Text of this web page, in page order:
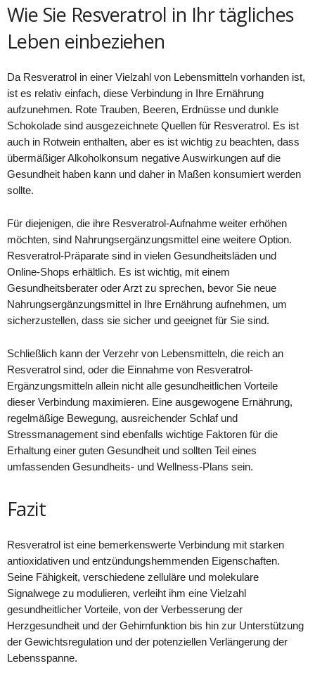
Wie Sie Resveratrol in Ihr tägliches
Leben einbeziehen
Da Resveratrol in einer Vielzahl von Lebensmitteln vorhanden ist,
ist es relativ einfach, diese Verbindung in Ihre Ernährung
aufzunehmen. Rote Trauben, Beeren, Erdnüsse und dunkle
Schokolade sind ausgezeichnete Quellen für Resveratrol. Es ist
auch in Rotwein enthalten, aber es ist wichtig zu beachten, dass
übermäßiger Alkoholkonsum negative Auswirkungen auf die
Gesundheit haben kann und daher in Maßen konsumiert werden
sollte.
Für diejenigen, die ihre Resveratrol-Aufnahme weiter erhöhen
möchten, sind Nahrungsergänzungsmittel eine weitere Option.
Resveratrol-Präparate sind in vielen Gesundheitsläden und
Online-Shops erhältlich. Es ist wichtig, mit einem
Gesundheitsberater oder Arzt zu sprechen, bevor Sie neue
Nahrungsergänzungsmittel in Ihre Ernährung aufnehmen, um
sicherzustellen, dass sie sicher und geeignet für Sie sind.
Schließlich kann der Verzehr von Lebensmitteln, die reich an
Resveratrol sind, oder die Einnahme von Resveratrol-
Ergänzungsmitteln allein nicht alle gesundheitlichen Vorteile
dieser Verbindung maximieren. Eine ausgewogene Ernährung,
regelmäßige Bewegung, ausreichender Schlaf und
Stressmanagement sind ebenfalls wichtige Faktoren für die
Erhaltung einer guten Gesundheit und sollten Teil eines
umfassenden Gesundheits- und Wellness-Plans sein.
Fazit
Resveratrol ist eine bemerkenswerte Verbindung mit starken
antioxidativen und entzündungshemmenden Eigenschaften.
Seine Fähigkeit, verschiedene zelluläre und molekulare
Signalwege zu modulieren, verleiht ihm eine Vielzahl
gesundheitlicher Vorteile, von der Verbesserung der
Herzgesundheit und der Gehirnfunktion bis hin zur Unterstützung
der Gewichtsregulation und der potenziellen Verlängerung der
Lebensspanne.